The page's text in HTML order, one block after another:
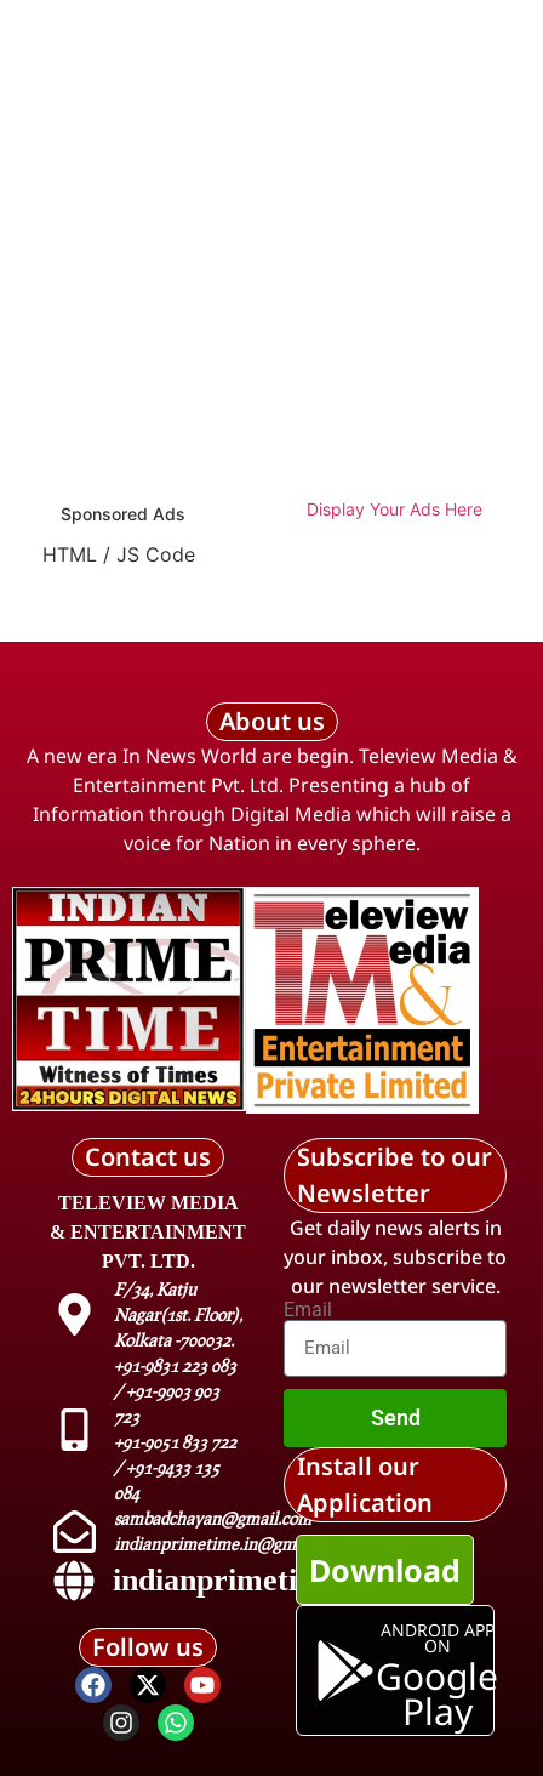
Sponsored Ads Display Your Ads Here
HTML / JS Code
About us
A new era In News World are begin. Teleview Media &
Entertainment Pvt. Ltd. Presenting a hub of
Information through Digital Media which will raise a
voice for Nation in every sphere.
Contact us
TELEVIEW MEDIA
& ENTERTAINMENT
PVT. LTD.
F/34, Katju
Nagar(1st. Floor),
Kolkata -700032.
+91-9831 223 083
/ +91-9903 903
723
+91-9051 833 722
/ +91-9433 135
084
sambadchayan@gmail.com
indianprimetime.in@gmail.com
indianprimetime.in
Follow us
Subscribe to our
Newsletter
Get daily news alerts in
your inbox, subscribe to
our newsletter service.
Email
Send
Install our
Application
Download
ANDROID APP
ON
Google
Play